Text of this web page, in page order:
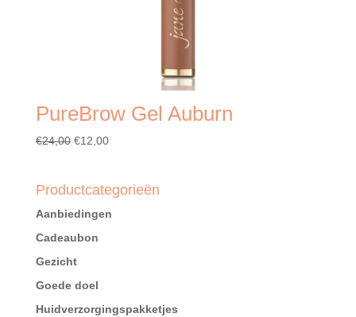
PureBrow Gel Auburn
€24,00 Oorspronkelijke
€24,00.
€12,00Huidige
€12,00.
Productcategorieën
Aanbiedingen
Cadeaubon
Gezicht
Goede doel
Huidverzorgingspakketjes